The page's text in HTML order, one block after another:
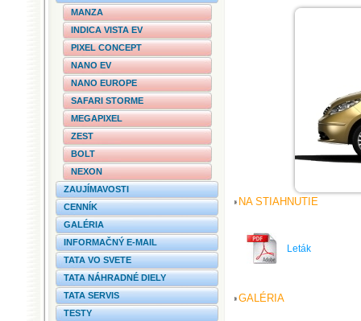
MANZA
INDICA VISTA EV
PIXEL CONCEPT
NANO EV
NANO EUROPE
SAFARI STORME
MEGAPIXEL
ZEST
BOLT
NEXON
ZAUJÍMAVOSTI
CENNÍK
GALÉRIA
INFORMAČNÝ E-MAIL
TATA VO SVETE
TATA NÁHRADNÉ DIELY
TATA SERVIS
TESTY
NA STIAHNUTIE
Leták
GALÉRIA